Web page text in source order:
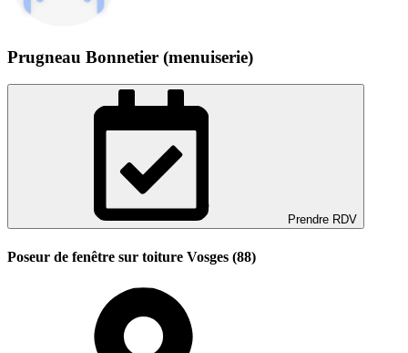
Prugneau Bonnetier (menuiserie)
Prendre RDV
Poseur de fenêtre sur toiture Vosges (88)